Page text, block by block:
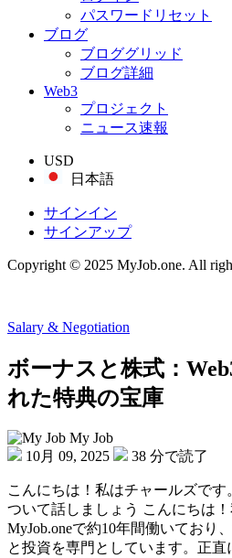
パスワードリセット
ブログ
ブロググリッド
ブログ詳細
Web3
プロジェクト
ニュース速報
USD
日本語
サインイン
サインアップ
Copyright © 2025 MyJob.one. All
Salary & Negotiation
ボーナスと株式：
れた特典の宝庫
My Job
10月 09, 2025
38 分で読了
こんにちは！私はチャールズで
ついて話しましょう こんにちは！
MyJob.oneで約10年間働いており
と投資を専門としています。正